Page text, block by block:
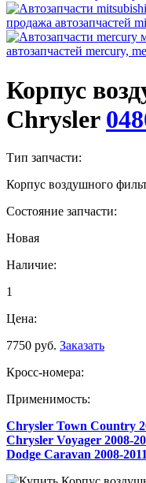
Корпус
Chrysler
Тип запчасти:
Корпус воздушного
Состояние запчасти:
Новая
Наличие:
1
Цена:
7750 руб. Заказать
Кросс-номера:
Применимость:
Chrysler Town Country
Chrysler Voyager 2008-
Dodge Caravan 2008-2011